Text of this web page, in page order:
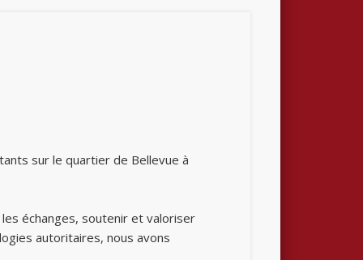
sur le quartier de Bellevue à
échanges, soutenir et valoriser
autoritaires, nous avons